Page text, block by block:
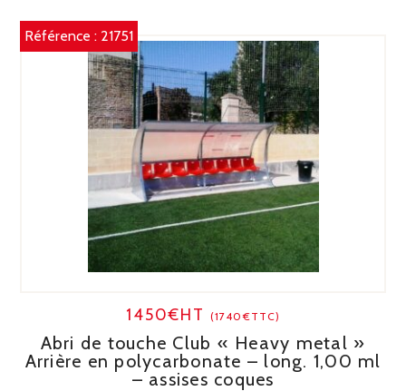
Référence : 21751
1450€HT (1740€TTC)
Abri de touche Club « Heavy metal »
Arrière en polycarbonate – long. 1,00 ml
– assises coques